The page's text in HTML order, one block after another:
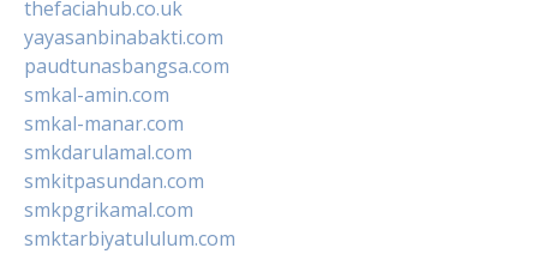
thefaciahub.co.uk
yayasanbinabakti.com
paudtunasbangsa.com
smkal-amin.com
smkal-manar.com
smkdarulamal.com
smkitpasundan.com
smkpgrikamal.com
smktarbiyatululum.com